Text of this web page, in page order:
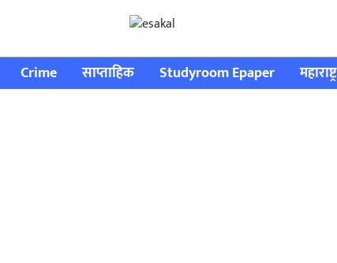
Crime साप्ताहिक Studyroom Epaper महाराष्ट्र